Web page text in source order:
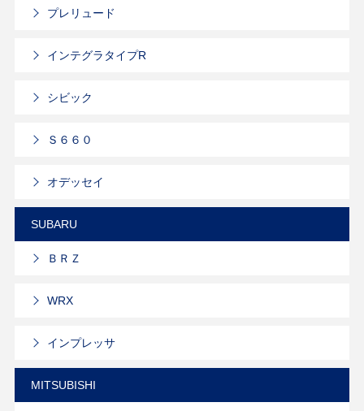
プレリュード
インテグラタイプR
シビック
Ｓ６６０
オデッセイ
SUBARU
ＢＲＺ
WRX
インプレッサ
MITSUBISHI